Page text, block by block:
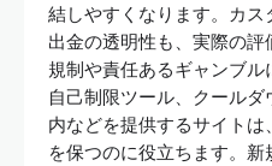
結しやすくなります。カ
出金の透明性も、実際の
規制や責任あるギャンブル
自己制限ツール、クール
内などを提供するサイト
を保つのに役立ちます。